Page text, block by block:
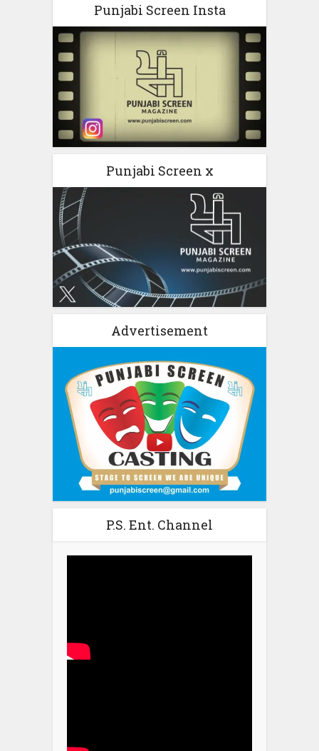
Punjabi Screen Insta
Punjabi Screen x
Advertisement
P.S. Ent. Channel